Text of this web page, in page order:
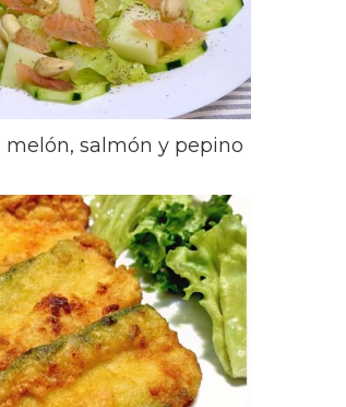
melón, salmón y pepino